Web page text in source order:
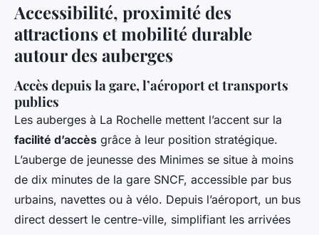
Accessibilité, proximité des
attractions et mobilité durable
autour des auberges
Accès depuis la gare, l’aéroport et transports
publics
Les auberges à La Rochelle mettent l’accent sur la
facilité d’accès grâce à leur position stratégique.
L’auberge de jeunesse des Minimes se situe à moins
de dix minutes de la gare SNCF, accessible par bus
urbains, navettes ou à vélo. Depuis l’aéroport, un bus
direct dessert le centre-ville, simplifiant les arrivées